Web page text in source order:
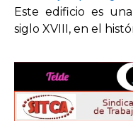
Este edificio es
siglo XVIII, en el